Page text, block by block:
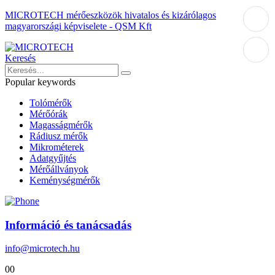
MICROTECH mérőeszközök hivatalos és kizárólagos
magyarországi képviselete - QSM Kft
Keresés
Popular keywords
Tolómérők
Mérőórák
Magasságmérők
Rádiusz mérők
Mikrométerek
Adatgyűjtés
Mérőállványok
Keménységmérők
Információ és tanácsadás
info@microtech.hu
00